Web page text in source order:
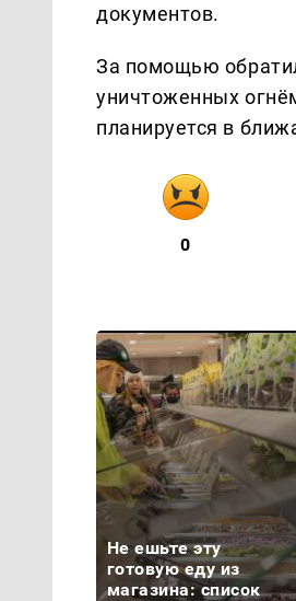
документов.
За помощью
уничтоженных
планируется в
0
Не ешьте эту
готовую еду из
магазина: список